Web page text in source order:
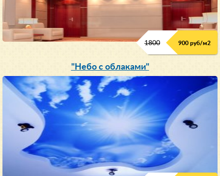
1800 900 руб/м2
"Небо с облаками"